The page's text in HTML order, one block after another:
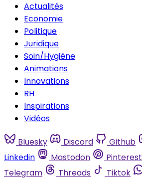
Actualités
Economie
Politique
Juridique
Soin/Hygiène
Animations
Innovations
RH
Inspirations
Vidéos
Bluesky Discord Github
Linkedin
Mastodon Pinterest
Telegram
Threads Tiktok